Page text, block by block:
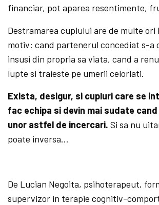
financiar, pot aparea resentimente,
Destramarea cuplului are de multe ori
motiv: cand partenerul concediat s-a
insusi din propria sa viata, cand a
lupte si traieste pe umerii celorlati.
Exista, desigur, si cupluri care se
fac echipa si devin mai sudate
unor astfel de incercari. Si sa nu
poate inversa…
De Lucian Negoita, psihoterapeut,
supervizor in terapie cognitiv-